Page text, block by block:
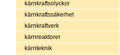
kärnkraftsolyckor
kärnkraftssäkerhet
kärnkraftverk
kärnreaktorer
kärnteknik